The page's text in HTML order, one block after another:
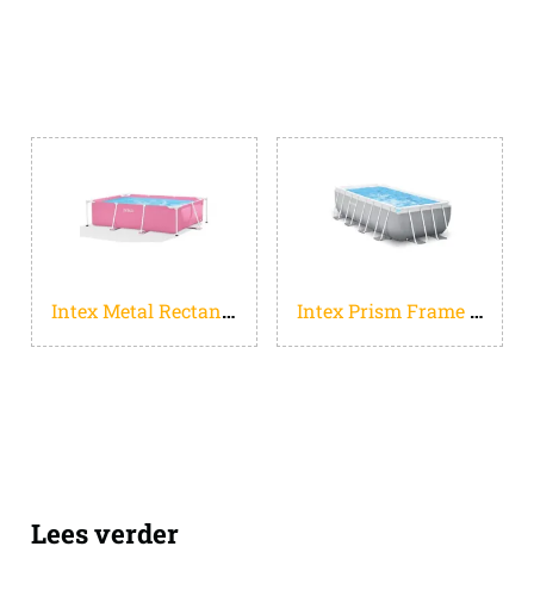
Intex Metal Rectangular Frame opbouwzwembad - rechthoekig - roze L220xB150xH60cm Intex Prism Frame Rechthoekig Opzetzwembad Set - 400 x 200 x 100 cm - Met filterpomp
Lees verder